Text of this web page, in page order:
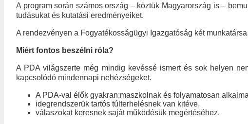
A program során számos ország – köztük Magyarország is –
tudásukat és kutatási eredményeiket.
A rendezvényen a Fogyatékosságügyi Igazgatóság két
Miért fontos beszélni róla?
A PDA világszerte még mindig kevéssé ismert és sok helyen
kapcsolódó mindennapi nehézségeket.
A PDA-val élők gyakran:maszkolnak és folyamatosan
idegrendszerük tartós túlterhelésnek van kitéve,
válaszokat keresnek saját működésük megértéséhez.